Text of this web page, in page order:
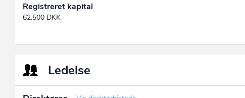
Registreret kapital
62.500 DKK
Ledelse